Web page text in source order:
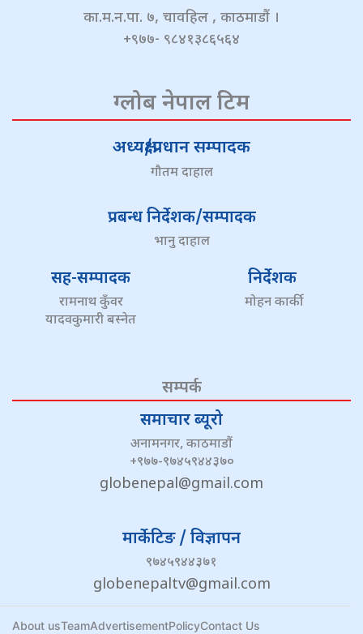
का.म.न.पा. ७, चावहिल , काठमाडौं ।
+९७७- ९८४१३८६५६४
ग्लोब नेपाल टिम
अध्यक्ष/प्रधान सम्पादक
गौतम दाहाल
प्रबन्ध निर्देशक/सम्पादक
भानु दाहाल
सह-सम्पादक
रामनाथ कुँवर
यादवकुमारी बस्नेत
निर्देशक
मोहन कार्की
सम्पर्क
समाचार ब्यूरो
अनामनगर, काठमाडौं
+९७७-९७४५९४४३७०
globenepal@gmail.com
मार्केटिङ / विज्ञापन
९७४५९४४३७१
globenepaltv@gmail.com
About usTeamAdvertisementPolicyContact Us